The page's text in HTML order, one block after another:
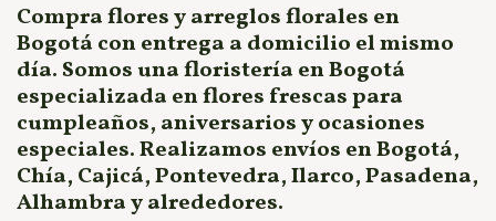
Flores para Nacimientos
Ramos para Aniversario
Compra flores y arreglos florales en
Bogotá con entrega a domicilio el mismo
día. Somos una floristería en Bogotá
especializada en flores frescas para
cumpleaños, aniversarios y ocasiones
especiales. Realizamos envíos en Bogotá,
Chía, Cajicá, Pontevedra, Ilarco, Pasadena,
Alhambra y alrededores.